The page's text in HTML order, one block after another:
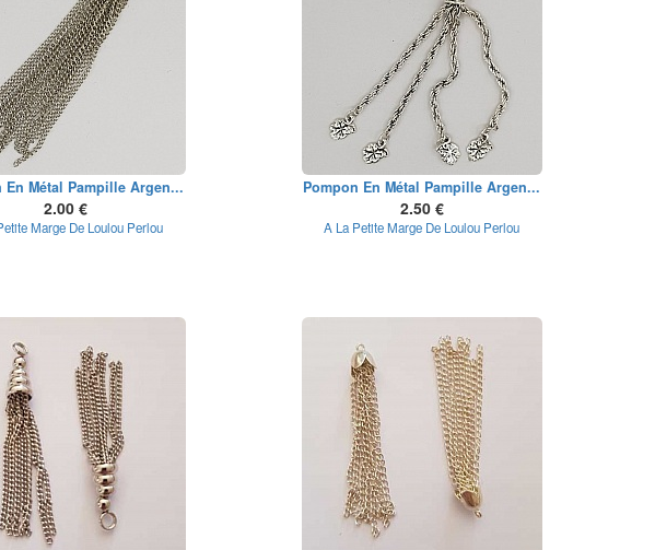
En Métal Pampille Argen...
2.00 €
Marge De Loulou Perlou
Pompon En Métal Pampille Argen...
2.50 €
A La Petite Marge De Loulou Perlou